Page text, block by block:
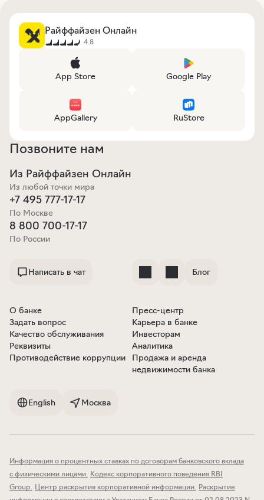
Райффайзен Онлайн
4.8
App Store Google Play
AppGallery RuStore
Позвоните нам
Из Райффайзен Онлайн
Из любой точки мира
+7 495 777-17-17
По Москве
8 800 700-17-17
По России
Написать в чат Блог
О банке
Задать вопрос
Качество обслуживания
Реквизиты
Противодействие коррупции
Пресс-центр
Карьера в банке
Инвесторам
Аналитика
Продажа и аренда
недвижимости банка
English Москва
Информация о процентных ставках по договорам банковского вклада
с физическими лицами. Кодекс корпоративного поведения RBI
Group. Центр раскрытия корпоративной информации. Раскрытие